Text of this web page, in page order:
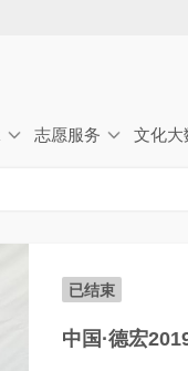
志愿服务 文化大
已结束
中国·德宏